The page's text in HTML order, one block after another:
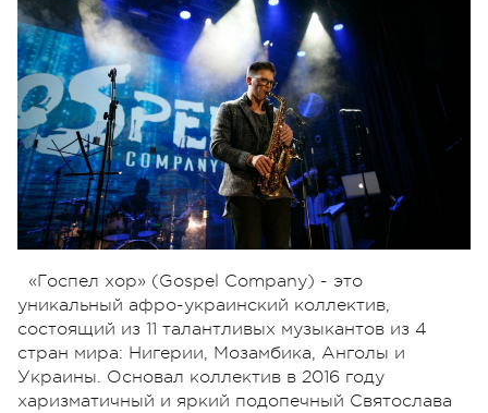
«Госпел хор» (Gospel Company) - это
уникальный афро-украинский коллектив,
состоящий из 11 талантливых музыкантов из 4
стран мира: Нигерии, Мозамбика, Анголы и
Украины. Основал коллектив в 2016 году
харизматичный и яркий подопечный Святослава